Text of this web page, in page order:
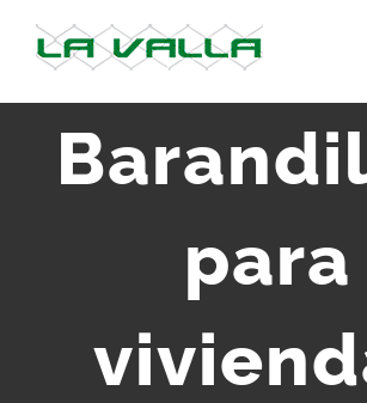
content
para